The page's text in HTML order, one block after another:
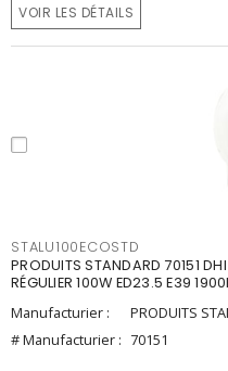
VOIR LES DÉTAILS
STALU100ECOSTD
PRODUITS STANDARD 70151
RÉGULIER 100W ED23.5 E39
Manufacturier :
PRODUITS
# Manufacturier : 70151